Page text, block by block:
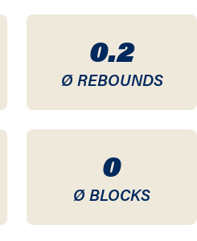
0.2
Ø REBOUNDS
0
Ø BLOCKS